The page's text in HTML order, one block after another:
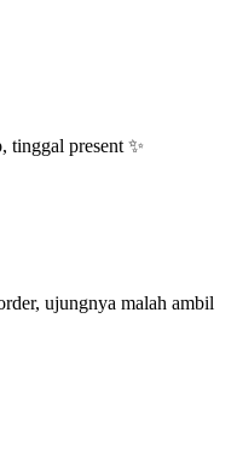
tinggal present ✨
ujungnya malah ambil